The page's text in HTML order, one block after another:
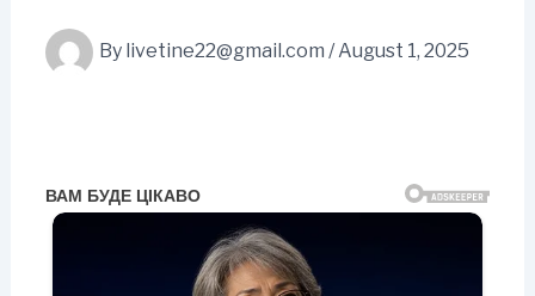
By livetine22@gmail.com /August 1, 2025